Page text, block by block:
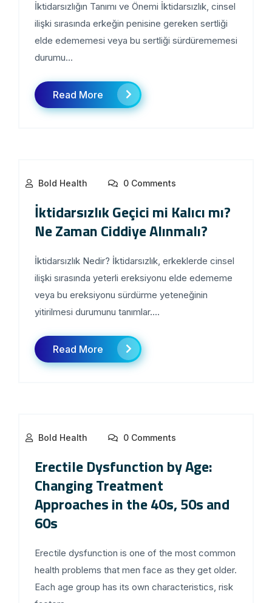
İktidarsızlığın Tanımı ve Önemi İktidarsızlık, cinsel
ilişki sırasında erkeğin penisine gereken sertliği
elde edememesi veya bu sertliği sürdürememesi
durumu...
Read More
Bold Health 0 Comments
İktidarsızlık Geçici mi Kalıcı mı?
Ne Zaman Ciddiye Alınmalı?
İktidarsızlık Nedir? İktidarsızlık, erkeklerde cinsel
ilişki sırasında yeterli ereksiyonu elde edememe
veya bu ereksiyonu sürdürme yeteneğinin
yitirilmesi durumunu tanımlar....
Read More
Bold Health 0 Comments
Erectile Dysfunction by Age:
Changing Treatment
Approaches in the 40s, 50s and
60s
Erectile dysfunction is one of the most common
health problems that men face as they get older.
Each age group has its own characteristics, risk